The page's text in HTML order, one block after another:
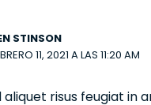
STINSON
11, 2021 A LAS 11:20 AM
aliquet risus feugiat in